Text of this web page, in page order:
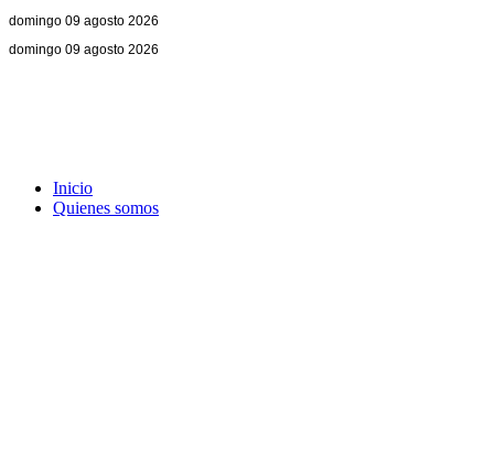
domingo 09 agosto 2026
domingo 09 agosto 2026
Inicio
Quienes somos